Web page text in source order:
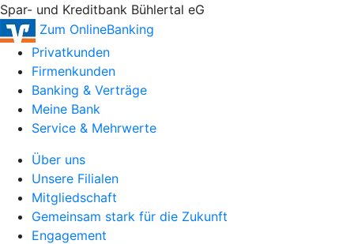
Spar- und Kreditbank Bühlertal eG
Zum OnlineBanking
Privatkunden
Firmenkunden
Banking & Verträge
Meine Bank
Service & Mehrwerte
Über uns
Unsere Filialen
Mitgliedschaft
Gemeinsam stark für die Zukunft
Engagement